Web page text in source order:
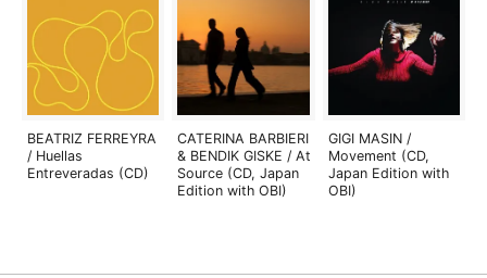
BEATRIZ FERREYRA
/ Huellas
Entreveradas (CD)
CATERINA BARBIERI
& BENDIK GISKE / At
Source (CD, Japan
Edition with OBI)
GIGI MASIN /
Movement (CD,
Japan Edition with
OBI)